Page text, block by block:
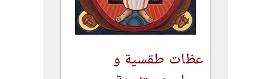
عظات طقسية و